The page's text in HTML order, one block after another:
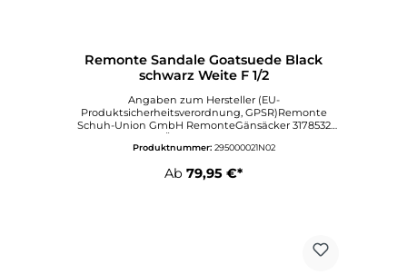
Remonte Sandale Goatsuede Black
schwarz Weite F 1/2
Angaben zum Hersteller (EU-
Produktsicherheitsverordnung, GPSR)Remonte
Schuh-Union GmbH RemonteGänsäcker 3178532
verantwortlichen Person (EU-
GmbHGänsäcker 178532
Produktnummer: 295000021N02
Ab 79,95 €*